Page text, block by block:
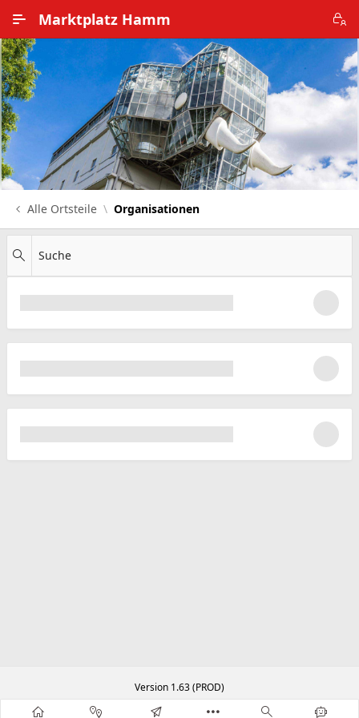
Marktplatz Hamm
Alle Ortsteile
Nutzungsbedingungen
Datenschutz
Alle Ortsteile Organisationen
Suche
Version 1.63 (PROD)